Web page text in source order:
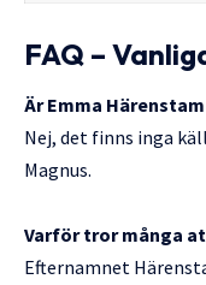
FAQ –
Är Emma
Nej, det finns inga
Magnus.
Varför tror många
Efternamnet